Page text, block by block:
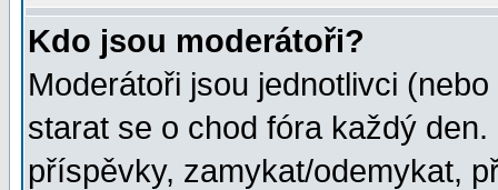
Kdo jsou moderátoři?
Moderátoři jsou jednotlivci
starat se o chod fóra každý
příspěvky, zamykat/odemykat,